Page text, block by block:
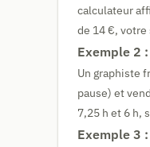
calculateur
de 14 €, votre
Exemple 2
Un graphiste
pause) et
7,25 h et 6 h,
Exemple 3